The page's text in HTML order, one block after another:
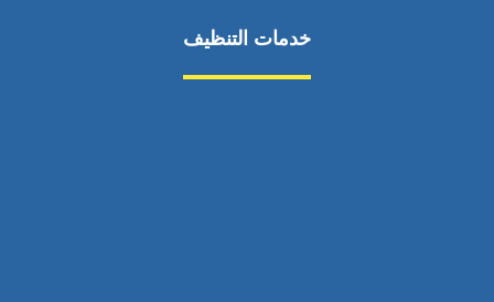
خدمات التنظيف